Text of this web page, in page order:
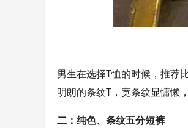
男生在选择T恤的时候，推荐
明朗的条纹T，宽条纹显慵懒
二：纯色、条纹五分短裤